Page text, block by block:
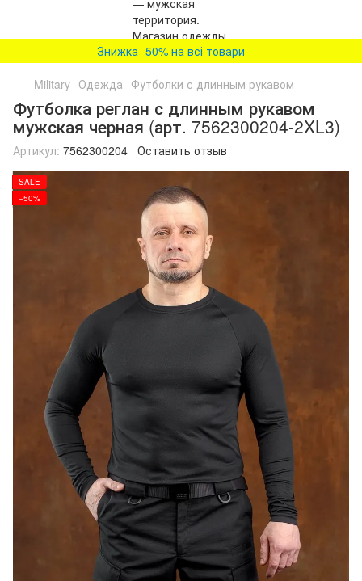
Знижка -50% на всі товари
Military Одежда Футболки с длинным рукавом
Футболка реглан с длинным рукавом
мужская черная (арт. 7562300204-2XL3)
Артикул: 7562300204 Оставить отзыв
SALE
−50%